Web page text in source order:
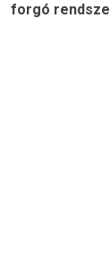
forgó